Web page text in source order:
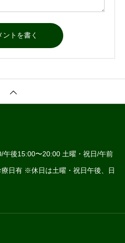
午後15:00〜20:00 土曜・祝日/午前
日有 ※休日は土曜・祝日午後、日